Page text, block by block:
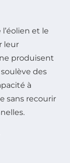
et le
leur
ne produisent
des
à
sans recourir